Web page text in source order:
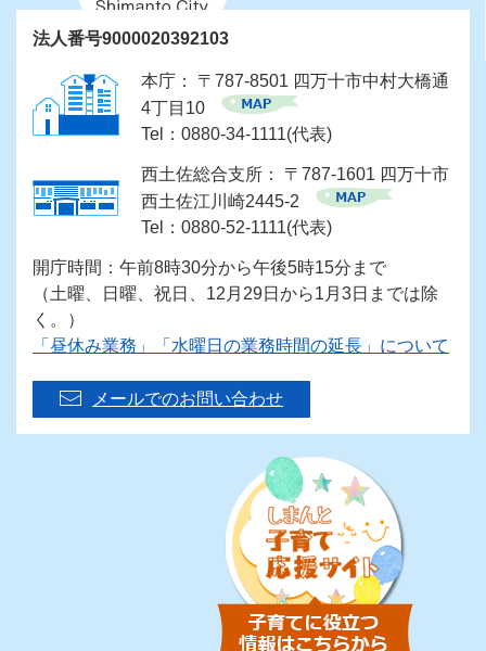
法人番号9000020392103
本庁： 〒787-8501 四万十市中村大橋通
4丁目10
Tel：0880-34-1111(代表)
西土佐総合支所： 〒787-1601 四万十市
西土佐江川崎2445-2
Tel：0880-52-1111(代表)
開庁時間：午前8時30分から午後5時15分まで
（土曜、日曜、祝日、12月29日から1月3日までは除
く。）
「昼休み業務」「水曜日の業務時間の延長」について
メールでのお問い合わせ